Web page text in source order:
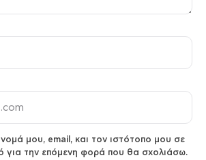
μου, email, και τον ιστότοπο μου σε
για την επόμενη φορά που θα σχολιάσω.